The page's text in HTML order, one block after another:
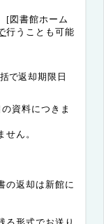
図書館ホーム
行うことも可能
で返却期限日
資料につきま
ん。
の返却は新館に